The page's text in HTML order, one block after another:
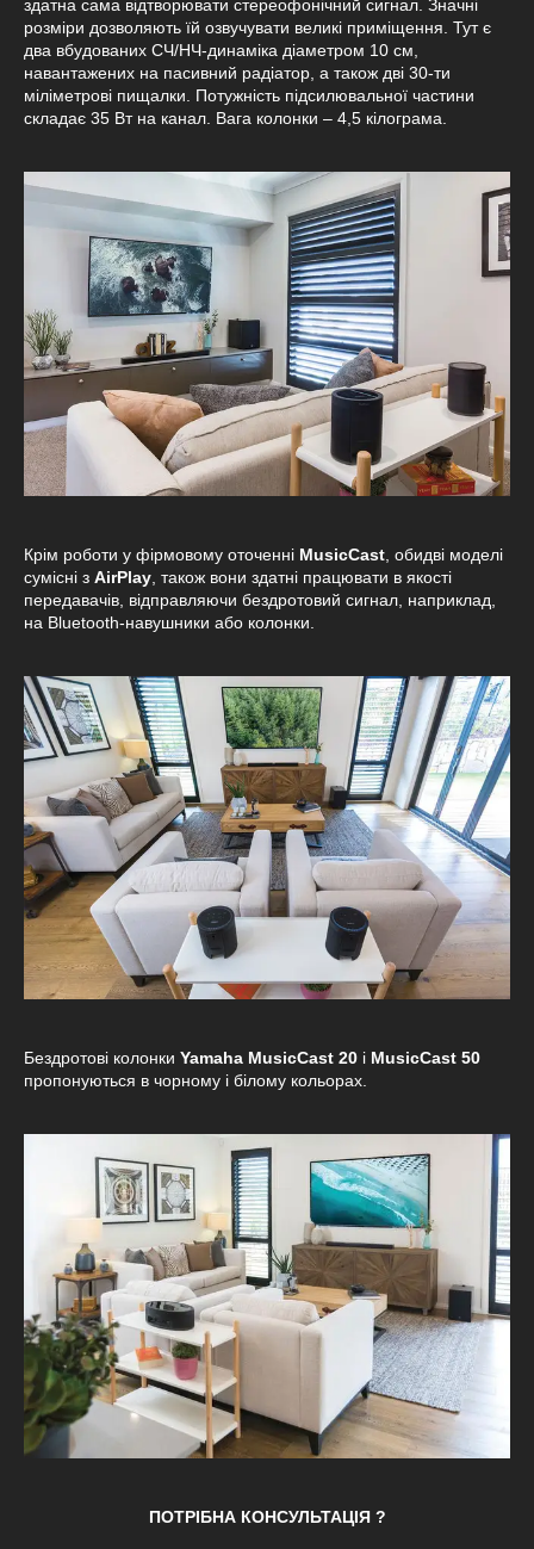
здатна сама відтворювати стереофонічний сигнал. Значні
розміри дозволяють їй озвучувати великі приміщення. Тут є
два вбудованих СЧ/НЧ-динаміка діаметром 10 см,
навантажених на пасивний радіатор, а також дві 30-ти
міліметрові пищалки. Потужність підсилювальної частини
складає 35 Вт на канал. Вага колонки – 4,5 кілограма.
Крім роботи у фірмовому оточенні MusicCast , обидві моделі
сумісні з AirPlay , також вони здатні працювати в якості
передавачів, відправляючи бездротовий сигнал, наприклад,
на Bluetooth-навушники або колонки.
Бездротові колонки Yamaha MusicCast 20 і MusicCast 50
пропонуються в чорному і білому кольорах.
ПОТРІБНА КОНСУЛЬТАЦІЯ ?